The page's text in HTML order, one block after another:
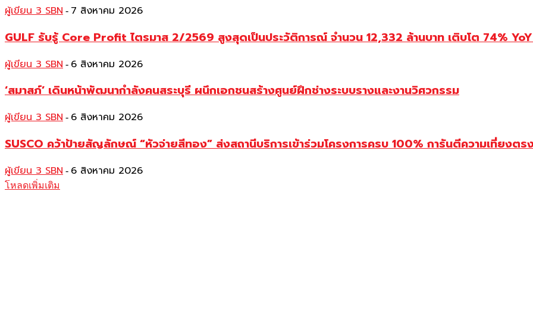
ผู้เขียน 3 SBN - 7 สิงหาคม 2026
GULF รับรู้ Core Profit ไตรมาส 2/2569 สูงสุดเป็นประวัติการณ์ จำนวน 12,332 ล้านบาท เติบโต 74%
ผู้เขียน 3 SBN - 6 สิงหาคม 2026
‘สมาสภ์’ เดินหน้าพัฒนากำลังคนสระบุรี ผนึกเอกชนสร้างศูนย์ฝึกช่างระบบรางและงานวิศวกรรม
ผู้เขียน 3 SBN - 6 สิงหาคม 2026
SUSCO คว้าป้ายสัญลักษณ์ “หัวจ่ายสีทอง” ส่งสถานีบริการเข้าร่วมโครงการครบ 100% การันตีความเที่ยงตร
ผู้เขียน 3 SBN - 6 สิงหาคม 2026
โหลดเพิ่มเติม